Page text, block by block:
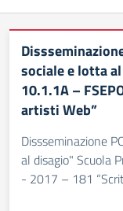
sociale e lotta
10.1.1A –
artisti Web”
Dissseminazione
al disagio" Scuola
- 2017 – 181